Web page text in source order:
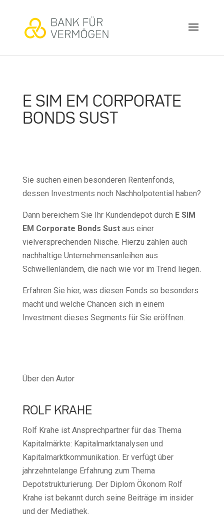
E SIM EM CORPORATE
BONDS SUST
Sie suchen einen besonderen Rentenfonds,
dessen Investments noch Nachholpotential haben?
Dann bereichern Sie Ihr Kundendepot durch E SIM
EM Corporate Bonds Sustaus einer
vielversprechenden Nische. Hierzu zählen auch
nachhaltige Unternehmensanleihen aus
Schwellenländern, die nach wie vor im Trend liegen.
Erfahren Sie hier, was diesen Fonds so besonders
macht und welche Chancen sich in einem
Investment dieses Segments für Sie eröffnen.
Über den Autor
ROLF KRAHE
Rolf Krahe ist Ansprechpartner für das Thema
Kapitalmärkte: Kapitalmarktanalysen und
Kapitalmarktkommunikation. Er verfügt über
jahrzehntelange Erfahrung zum Thema
Depotstrukturierung. Der Diplom Ökonom Rolf
Krahe ist bekannt durch seine Beiträge im insider
und der Mediathek.